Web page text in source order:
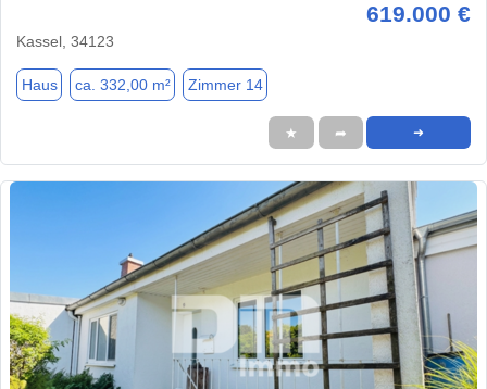
619.000 €
Kassel, 34123
Haus ca. 332,00 m² Zimmer 14
★ ➦ ➜